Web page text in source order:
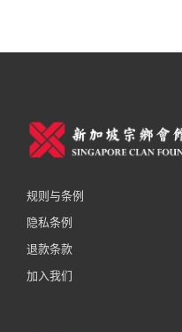
规则与条例
隐私条例
退款条款
加入我们